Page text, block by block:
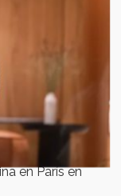
en París en